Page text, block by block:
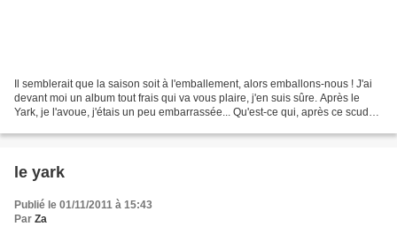
Il semblerait que la saison soit à l'emballement, alors emballons-nous ! J'ai
devant moi un album tout frais qui va vous plaire, j'en suis sûre. Après le
Yark, je l'avoue, j'étais un peu embarrassée... Qu'est-ce qui, après ce scud
le yark
Publié le 01/11/2011 à 15:43
Par Za